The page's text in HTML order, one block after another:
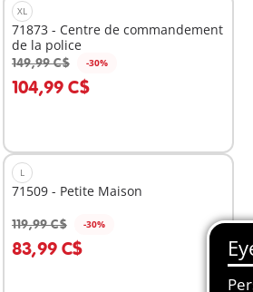
XL
71873 - Centre de commandement
de la police
149,99 C$ -30%
104,99 C$
Au panier
L
71509 - Petite Maison
119,99 C$ -30%
83,99 C$
Au panier